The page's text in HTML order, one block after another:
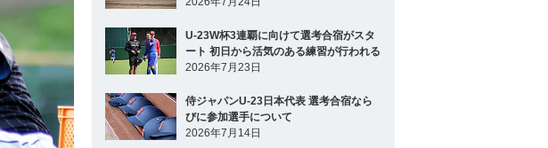
U-23W杯3連覇に向けて選考合宿がスタ
ート 初日から活気のある練習が行われる
2026年7月23日
侍ジャパンU-23日本代表 選考合宿なら
びに参加選手について
2026年7月14日